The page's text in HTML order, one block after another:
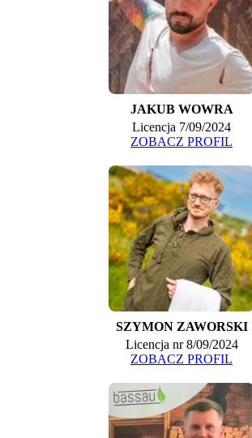
JAKUB WOWRA
Licencja 7/09/2024
ZOBACZ PROFIL
SZYMON ZAWORSKI
Licencja nr 8/09/2024
ZOBACZ PROFIL